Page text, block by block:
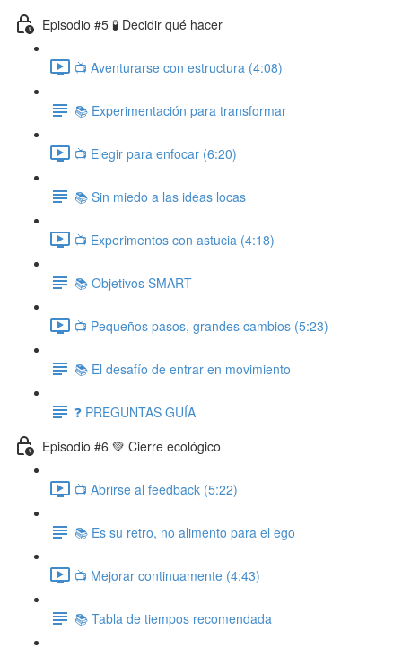
Episodio #5 🧪 Decidir qué hacer
📺 Aventurarse con estructura (4:08)
📚 Experimentación para transformar
📺 Elegir para enfocar (6:20)
📚 Sin miedo a las ideas locas
📺 Experimentos con astucia (4:18)
📚 Objetivos SMART
📺 Pequeños pasos, grandes cambios (5:23)
📚 El desafío de entrar en movimiento
❓ PREGUNTAS GUÍA
Episodio #6 💚 Cierre ecológico
📺 Abrirse al feedback (5:22)
📚 Es su retro, no alimento para el ego
📺 Mejorar continuamente (4:43)
📚 Tabla de tiempos recomendada